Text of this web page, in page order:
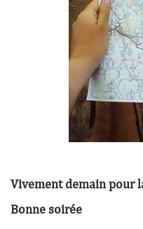
Vivement demain pour
Bonne soirée